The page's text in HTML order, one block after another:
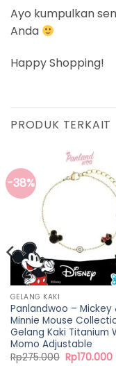
Ayo kumpulkan
Anda
Happy Shopping!
PRODUK TERKAIT
-38%
GELANG KAKI
Panlandwoo – Mickey
Minnie Mouse
Gelang Kaki Titanium
Momo Adjustable
Rp275.000 Harga
Rp170.000